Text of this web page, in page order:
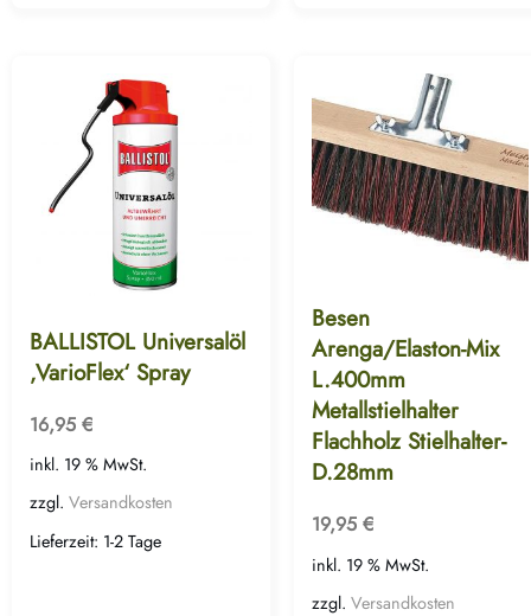
BALLISTOL Universalöl
‚VarioFlex‘ Spray
16,95 €
inkl. 19 % MwSt.
zzgl. Versandkosten
Lieferzeit: 1-2 Tage
Besen
Arenga/Elaston-Mix
L.400mm
Metallstielhalter
Flachholz Stielhalter-
D.28mm
19,95 €
inkl. 19 % MwSt.
zzgl. Versandkosten